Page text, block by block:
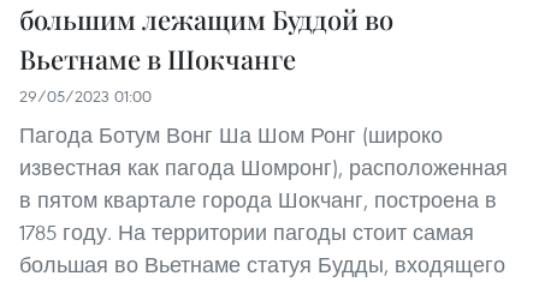
большим лежащим Буддой во
Вьетнаме в Шокчанге
29/05/2023 01:00
Пагода Ботум Вонг Ша Шом Ронг (широко
известная как пагода Шомронг), расположенная
в пятом квартале города Шокчанг, построена в
1785 году. На территории пагоды стоит самая
большая во Вьетнаме статуя Будды, входящего